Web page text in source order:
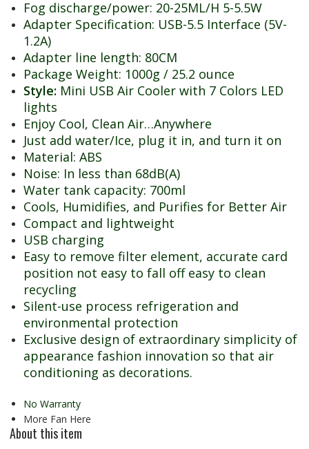
Fog discharge/power: 20-25ML/H 5-5.5W
Adapter Specification: USB-5.5 Interface (5V-
1.2A)
Adapter line length: 80CM
Package Weight: 1000g / 25.2 ounce
Style:Mini USB Air Cooler with 7 Colors LED
lights
Enjoy Cool, Clean Air…Anywhere
Just add water/Ice, plug it in, and turn it on
Material: ABS
Noise: In less than 68dB(A)
Water tank capacity: 700ml
Cools, Humidifies, and Purifies for Better Air
Compact and lightweight
USB charging
Easy to remove filter element, accurate card
position not easy to fall off easy to clean
recycling
Silent-use process refrigeration and
environmental protection
Exclusive design of extraordinary simplicity of
appearance fashion innovation so that air
conditioning as decorations.
No Warranty
More Fan Here
About this item